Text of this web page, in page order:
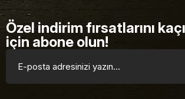
Özel indirim fırsatlarını
için abone olun!